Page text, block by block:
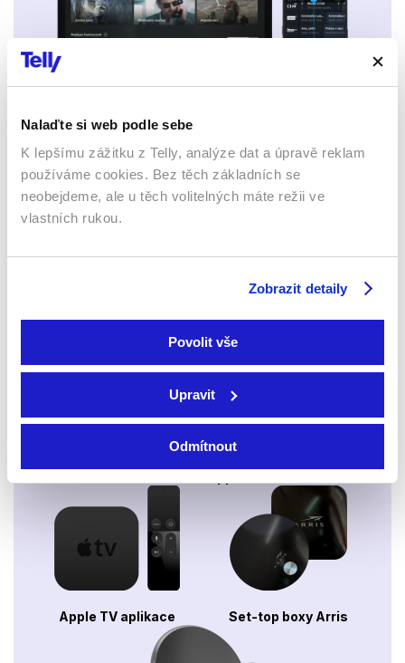
Nalaďte si web podle sebe
K lepšímu zážitku z Telly, analýze dat a úpravě reklam
používáme cookies. Bez těch základních se
neobejdeme, ale u těch volitelných máte režii ve
vlastních rukou.
Zobrazit detaily
Povolit vše
Upravit
Odmítnout
Mobily a tablety (Android a Apple)
Webový prohlížeč
Apple TV aplikace Set-top boxy Arris